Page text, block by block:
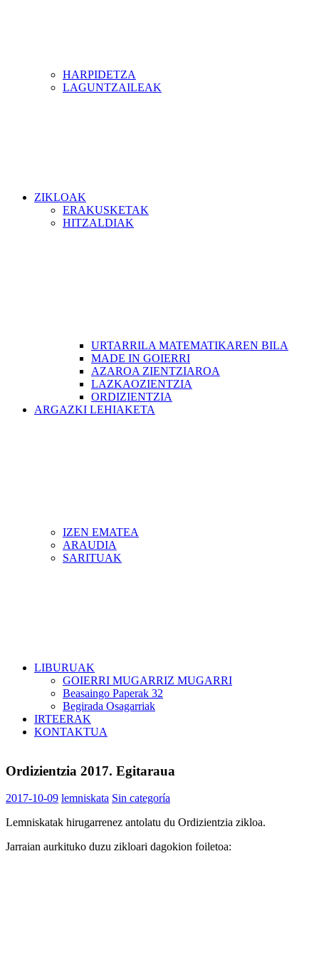
HARPIDETZA
LAGUNTZAILEAK
ZIKLOAK
ERAKUSKETAK
HITZALDIAK
URTARRILA MATEMATIKAREN BILA
MADE IN GOIERRI
AZAROA ZIENTZIAROA
LAZKAOZIENTZIA
ORDIZIENTZIA
ARGAZKI LEHIAKETA
IZEN EMATEA
ARAUDIA
SARITUAK
LIBURUAK
GOIERRI MUGARRIZ MUGARRI
Beasaingo Paperak 32
Begirada Osagarriak
IRTEERAK
KONTAKTUA
Ordizientzia 2017. Egitaraua
2017-10-09 lemniskata Sin categoría
Lemniskatak hirugarrenez antolatu du Ordizientzia zikloa.
Jarraian aurkituko duzu zikloari dagokion foiletoa: